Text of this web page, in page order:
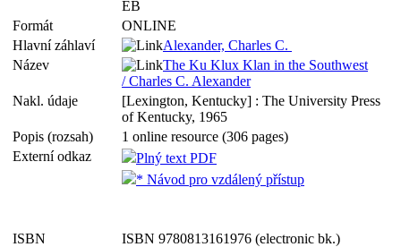
EB
Formát
ONLINE
Hlavní záhlaví
Alexander, Charles C.
Název
The Ku Klux Klan in the Southwest
/ Charles C. Alexander
Nakl. údaje
[Lexington, Kentucky] : The University Press
of Kentucky, 1965
Popis (rozsah)
1 online resource (306 pages)
Externí odkaz
Plný text PDF
* Návod pro vzdálený přístup
ISBN
ISBN 9780813161976 (electronic bk.)